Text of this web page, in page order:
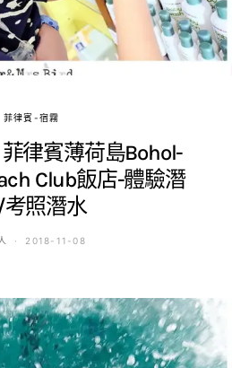
菲律賓-宿霧
律賓薄荷島Bohol-
Club飯店-體驗潛
照潛水
2018-11-08